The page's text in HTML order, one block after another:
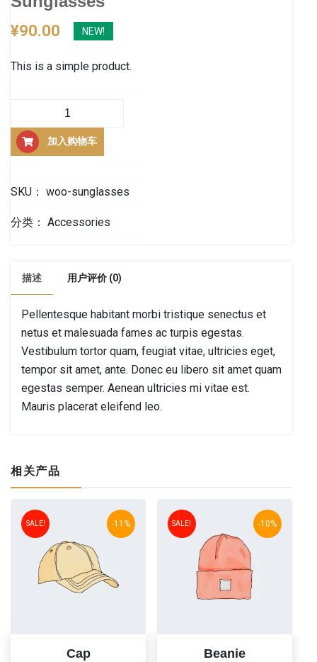
¥90.00 NEW!
This is a simple product.
Sunglasses
数
量
加入购物车
SKU： woo-sunglasses
分类： Accessories
描述 用户评价 (0)
Pellentesque habitant morbi tristique senectus et
netus et malesuada fames ac turpis egestas.
Vestibulum tortor quam, feugiat vitae, ultricies eget,
tempor sit amet, ante. Donec eu libero sit amet quam
egestas semper. Aenean ultricies mi vitae est.
Mauris placerat eleifend leo.
相关产品
-11%
SALE!
Cap
-10%
SALE!
Beanie